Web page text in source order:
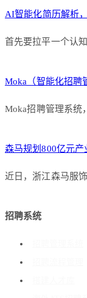
AI智能化简历解析
首先要拉平一个认
Moka（智能化招聘
Moka招聘管理系
森马规划800亿元
近日，浙江森马服
招聘系统